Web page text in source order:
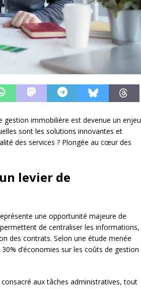
immobilière est devenue un enjeu
sont les solutions innovantes et
des services ? Plongée au cœur des
levier de
une opportunité majeure de
permettent de centraliser les informations,
des contrats. Selon une étude menée
d’économies sur les coûts de gestion
aux tâches administratives, tout